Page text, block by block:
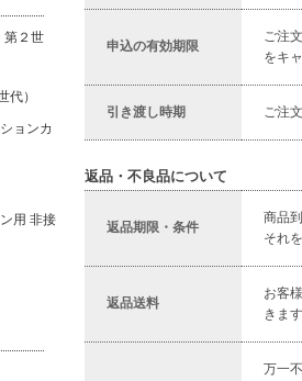
申込の有効期限
ご注
をキ
引き渡し時期 ご注
返品・不良品について
返品期限・条件
商品
それ
返品送料
お客
きま
万一
２世
）
ョンカ
用 非接